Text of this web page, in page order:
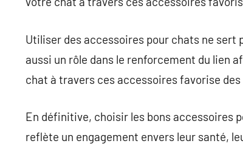
Utiliser des accessoires pour chats ne sert
aussi un rôle dans le renforcement du lien
chat à travers ces accessoires favorise
En définitive, choisir les bons accessoires
reflète un engagement envers leur santé,